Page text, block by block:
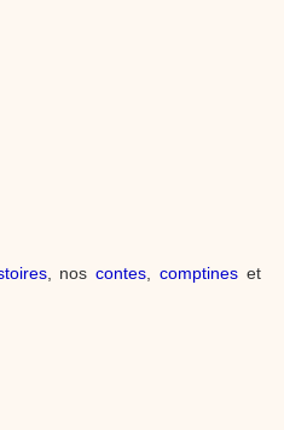
vidéo pour les parents, les
les enfants. Atelier de peinture et de
mères très simplement avec les
les enfants. Activité manuelle, dessins,
! Une Animation vidéo, un tutoriel
, noscontes ,comptines et